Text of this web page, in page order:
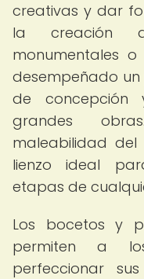
creativas y dar
la creación
monumentales
desempeñado
de concepción
grandes
maleabilidad
lienzo ideal
etapas de
Los bocetos y
permiten a
perfeccionar